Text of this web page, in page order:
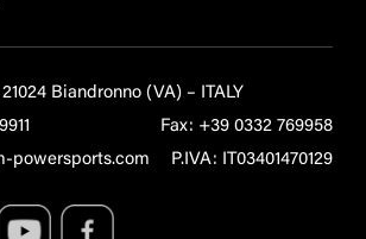
Biandronno (VA) – ITALY
Fax: +39 0332 769958
powersports.com P.IVA: IT03401470129